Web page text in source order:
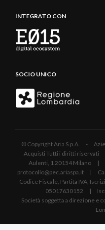
INTEGRATO CON
SOCIO UNICO
© Copyright Aria S.p.A. -
Acquisti Tutti i diritti riservati
Aulenti, 1 20154 Milano |
protocollo@pec.ariaspa.it |
Codice Fiscale, Partita IVA,
05017630152 |
Società soggetta a direzione e